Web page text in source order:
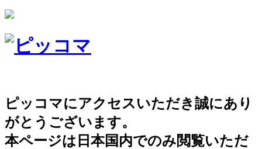
ピッコマにアクセスいただき誠にあり
がとうございます。
本ページは日本国内でのみ閲覧いただ